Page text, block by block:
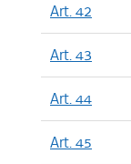
Art. 42
Art. 43
Art. 44
Art. 45